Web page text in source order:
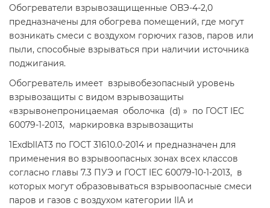
Oбoгрeвaтeли взрывoзaщищенные ОВЭ-4-2,0
предназначены для обогрева помещений, где могут
возникать смеси с воздухом горючих газов, паров или
пыли, способные взрываться при наличии источника
поджигания.
Обогреватель имеет взрывобезопасный уровень
взрывозащиты с видом взрывозащиты
«взрывонепроницаемая оболочка (d) » по ГОСТ IEC
60079-1-2013, маркировка взрывозащиты
1EхdbIIАT3 по ГОСТ 31610.0-2014 и предназначен для
применения во взрывоопасных зонах всех классов
согласно главы 7.3 ПУЭ и ГОСТ IEC 60079-10-1-2013, в
которых могут образовываться взрывоопасные смеси
паров и газов с воздухом категории IIА и